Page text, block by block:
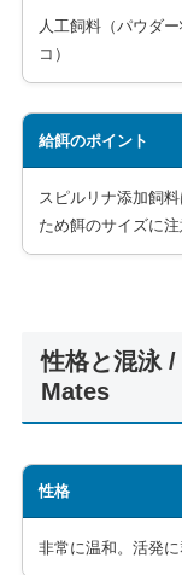
人工飼料（パウダ
コ）
給餌のポイント
スピルリナ添加飼
ため餌のサイズに
性格と混泳
Mates
性格
非常に温和。活発